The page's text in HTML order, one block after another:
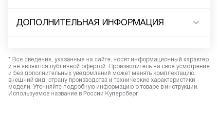
ДОПОЛНИТЕЛЬНАЯ ИНФОРМАЦИЯ
* Все сведения, указанные на сайте, носят информационный характер
и не являются публичной офертой. Производитель на свое усмотрение
и без дополнительных уведомлений может менять комплектацию,
внешний вид, страну производства и технические характеристики
модели. Уточняйте подробную информацию о товаре в инструкции.
Используемое название в России Куперсберг